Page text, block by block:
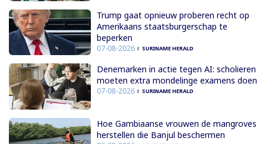
Trump gaat opnieuw proberen recht op
Amerikaans staatsburgerschap te
beperken
07-08-2026 SURINAME HERALD
Denemarken in actie tegen AI: scholieren
moeten extra mondelinge examens doen
07-08-2026 SURINAME HERALD
Hoe Gambiaanse vrouwen de mangroves
herstellen die Banjul beschermen